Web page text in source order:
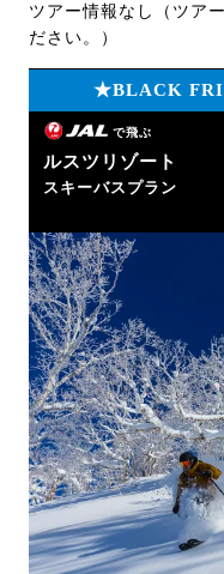
ツアー情報なし（ツア
ださい。）
★BLACK
で飛ぶ
ルスツリゾート
スキーバスプラン